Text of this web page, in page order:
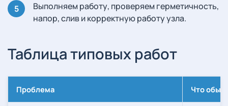
Выполняем работу, проверяем герметичность,
напор, слив и корректную работу узла.
Таблица типовых работ
Проблема Что